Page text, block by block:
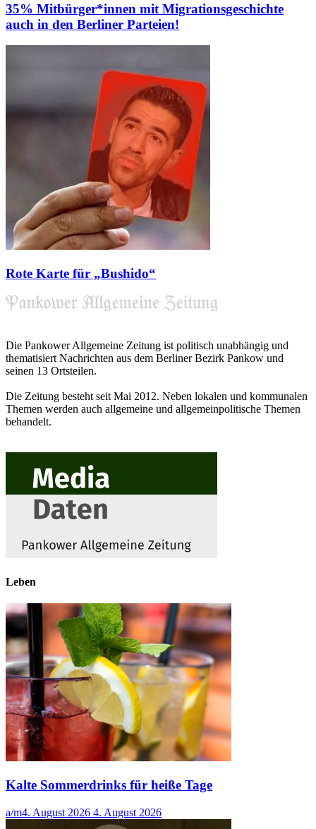
35% Mitbürger*innen mit Migrationsgeschichte
auch in den Berliner Parteien!
Rote Karte für „Bushido“
Die Pankower Allgemeine Zeitung ist politisch unabhängig und
thematisiert Nachrichten aus dem Berliner Bezirk Pankow und
seinen 13 Ortsteilen.
Die Zeitung besteht seit Mai 2012. Neben lokalen und kommunalen
Themen werden auch allgemeine und allgemeinpolitische Themen
behandelt.
Leben
Kalte Sommerdrinks für heiße Tage
a/m4. August 2026 4. August 2026